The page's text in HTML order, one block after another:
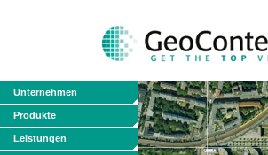
Unternehmen
Produkte
Leistungen